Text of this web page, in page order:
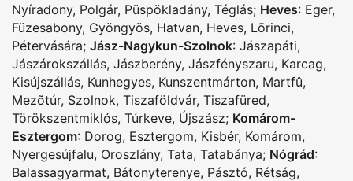
Nyíradony, Polgár, Püspökladány, Téglás; Heves: Eger,
Füzesabony, Gyöngyös, Hatvan, Heves, Lõrinci,
Pétervására; Jász-Nagykun-Szolnok: Jászapáti,
Jászárokszállás, Jászberény, Jászfényszaru, Karcag,
Kisújszállás, Kunhegyes, Kunszentmárton, Martfû,
Mezõtúr, Szolnok, Tiszaföldvár, Tiszafüred,
Törökszentmiklós, Túrkeve, Újszász; Komárom-
Esztergom: Dorog, Esztergom, Kisbér, Komárom,
Nyergesújfalu, Oroszlány, Tata, Tatabánya; Nógrád:
Balassagyarmat, Bátonyterenye, Pásztó, Rétság,